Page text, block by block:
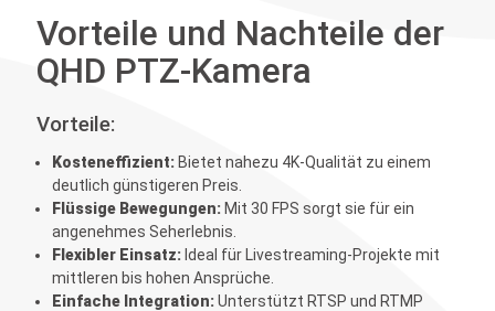
Vorteile und Nachteile der
QHD PTZ-Kamera
Vorteile:
Kosteneffizient:Bietet nahezu 4K-Qualität zu einem
deutlich günstigeren Preis.
Flüssige Bewegungen:Mit 30 FPS sorgt sie für ein
angenehmes Seherlebnis.
Flexibler Einsatz:Ideal für Livestreaming-Projekte mit
mittleren bis hohen Ansprüche.
Einfache Integration:Unterstützt RTSP und RTMP